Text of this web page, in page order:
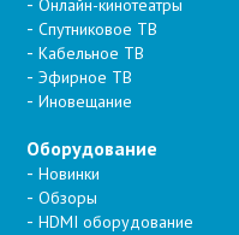
Онлайн-кинотеатры
Спутниковое ТВ
Кабельное ТВ
Эфирное ТВ
Иновещание
Оборудование
Новинки
Обзоры
HDMI оборудование